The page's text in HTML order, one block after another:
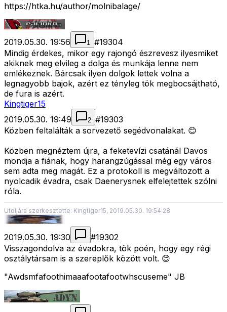
https://htka.hu/author/molnibalage/
2019.05.30. 19:56 1 #19304
Mindig érdekes, mikor egy rajongó észrevesz ilyesmiket
akiknek meg elvileg a dolga és munkája lenne nem
emlékeznek. Bárcsak ilyen dolgok lettek volna a
legnagyobb bajok, azért ez tényleg tök megbocsájtható,
de fura is azért.
Kingtiger15
2019.05.30. 19:49
2 #19303
Közben feltalálták a sorvezető segédvonalakat. 😊
Közben megnéztem újra, a feketevízi csatánál Davos
mondja a fiának, hogy harangzúgással még egy város
sem adta meg magát. Ez a protokoll is megváltozott a
nyolcadik évadra, csak Daenerysnek elfelejtettek szólni
róla.
Utoljára szerkesztette: Kingtiger15, 2019.05.30. 19:54:28
2019.05.30. 19:30 #19302
Visszagondolva az évadokra, tök poén, hogy egy régi
osztálytársam is a szereplők között volt. 😊
"Awdsmfafoothimaaafootafootwhscuseme" JB